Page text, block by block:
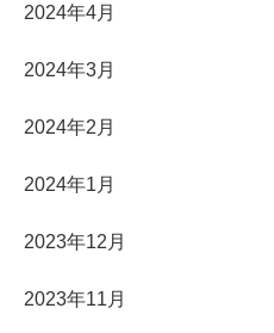
2024年4月
2024年3月
2024年2月
2024年1月
2023年12月
2023年11月